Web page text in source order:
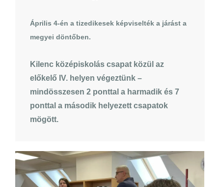
Április 4-én a tizedikesek képviselték a járást a
megyei döntőben.
Kilenc középiskolás csapat közül az
előkelő IV. helyen végeztünk –
mindösszesen 2 ponttal a harmadik és 7
ponttal a második helyezett csapatok
mögött.